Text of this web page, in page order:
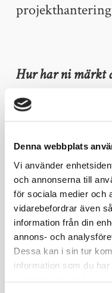
Denna webbplats
Vi använder
och annonserna till
för sociala medier och
vidarebefordrar även
information från din
annons- och
Dessa kan i sin tur
information som du
Hur har ni märkt
Rotundagruppen?
löpande för oss
arbetsuppgifter,
verksamhet
trygghetskänsla
vi på sikt